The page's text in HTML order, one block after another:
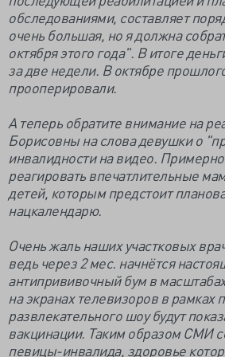
обследованиями, составляет
очень большая, но я должна
октября этого года". В итоге
за две недели. В октябре
прооперировали.
А теперь обратите внимание на
Борисовны на слова девушки о
инвалидности на видео. Примерно
реагировать впечатлительные
детей, которым предстоит
нацкалендарю.
Очень жаль наших участковых
ведь через 2 мес. начнётся
антипрививочный бум в
на экранах телевизоров в рамках
развлекательного шоу будут
вакцинации. Таким образом СМИ
певицы-инвалида, здоровье